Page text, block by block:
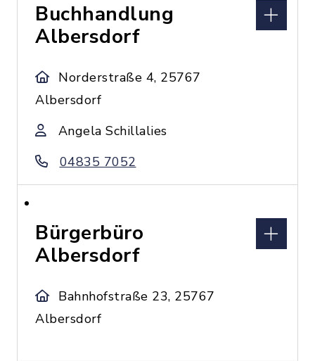
Buchhandlung
Albersdorf
Norderstraße 4, 25767
Albersdorf
Angela Schillalies
04835 7052
Bürgerbüro
Albersdorf
Bahnhofstraße 23, 25767
Albersdorf